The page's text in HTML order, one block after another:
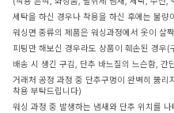
세탁을 하신 경우나 착용을 하신 후에는 불량
워싱면 종류의 제품은 워싱과정에서 옷이 살
피팅만 해보신 경우라도 상품이 훼손된 경우(
배송 시 생긴 구김, 단추 바느질의 느슨함, 간
거래처 공정 과정 중 단추구멍이 완벽히 뚫리
착용 부탁드립니다)
워싱 과정 중 발생하는 냄새와 단추 위치를